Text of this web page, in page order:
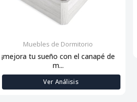
Muebles de Dormitorio
¡mejora tu sueño con el canapé de
m...
Ver Análisis